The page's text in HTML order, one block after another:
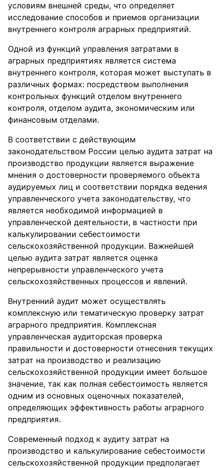
условиям внешней среды, что определяет
исследование способов и приемов организации
внутреннего контроля аграрных предприятий.
Одной из функций управления затратами в
аграрных предприятиях является система
внутреннего контроля, которая может выступать в
различных формах: посредством выполнения
контрольных функций отделом внутреннего
контроля, отделом аудита, экономическим или
финансовым отделами.
В соответствии с действующим
законодательством России целью аудита затрат на
производство продукции является выражение
мнения о достоверности проверяемого объекта
аудируемых лиц и соответствии порядка ведения
управленческого учета законодательству, что
является необходимой информацией в
управленческой деятельности, в частности при
калькулировании себестоимости
сельскохозяйственной продукции. Важнейшей
целью аудита затрат является оценка
непрерывности управленческого учета
сельскохозяйственных процессов и явлений.
Внутренний аудит может осуществлять
комплексную или тематическую проверку затрат
аграрного предприятия. Комплексная
управленческая аудиторская проверка
правильности и достоверности отнесения текущих
затрат на производство и реализацию
сельскохозяйственной продукции имеет большое
значение, так как полная себестоимость является
одним из основных оценочных показателей,
определяющих эффективность работы аграрного
предприятия.
Современный подход к аудиту затрат на
производство и калькулирование себестоимости
сельскохозяйственной продукции предполагает